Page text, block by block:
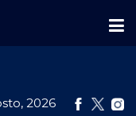
2026